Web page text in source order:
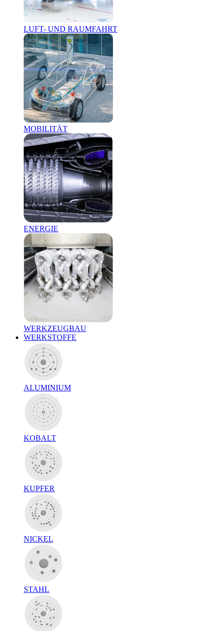
LUFT- UND RAUMFAHRT
MOBILITÄT
ENERGIE
WERKZEUGBAU
WERKSTOFFE
ALUMINIUM
KOBALT
KUPFER
NICKEL
STAHL